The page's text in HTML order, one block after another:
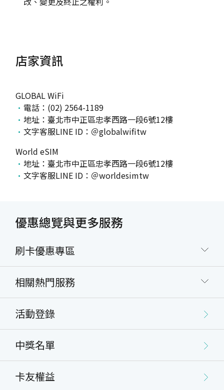
店家資訊
GLOBAL WiFi
電話：(02) 2564-1189
地址：臺北市中正區忠孝西路一段6號12樓
文字客服LINE ID：＠globalwifitw
World eSIM
地址：臺北市中正區忠孝西路一段6號12樓
文字客服LINE ID：＠worldesimtw
優惠總覽與更多服務
刷卡優惠專區
相關熱門服務
活動登錄
中獎名單
卡友權益